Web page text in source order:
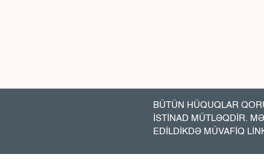
BÜTÜN HÜQUQLAR
İSTİNAD MÜTLƏQDİR.
EDİLDİKDƏ MÜVAFİQ